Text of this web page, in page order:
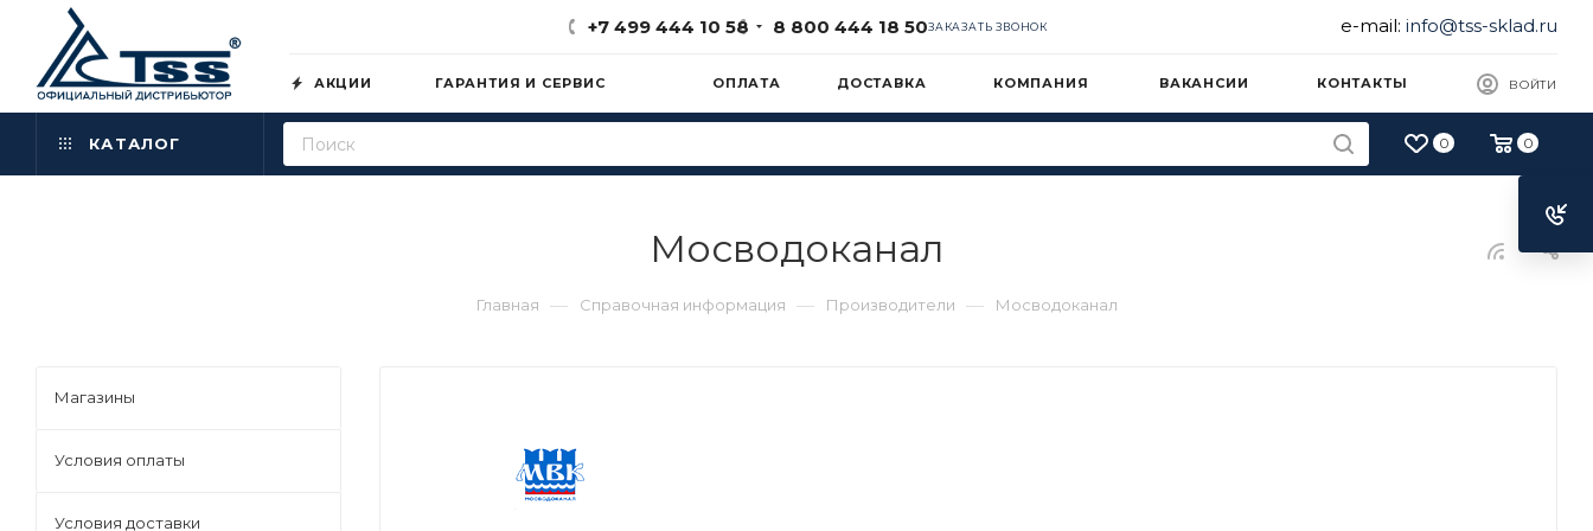
+7 499 444 10 58 8 800 444 18 50ЗАКАЗАТЬ ЗВОНОК e-mail: info@tss-sklad.ru
АКЦИИ ГАРАНТИЯ И СЕРВИС ОПЛАТА ДОСТАВКА КОМПАНИЯ ВАКАНСИИ КОНТАКТЫ ВОЙТИ
КАТАЛОГ 0 0
Мосводоканал
Главная — Справочная информация — Производители — Мосводоканал
Магазины
Условия оплаты
Условия доставки